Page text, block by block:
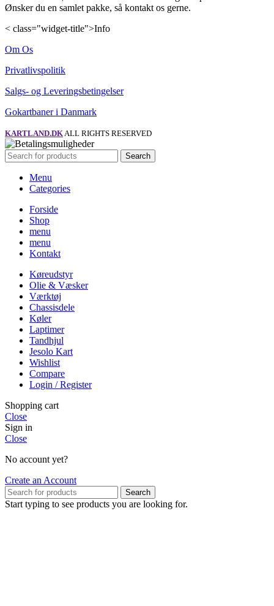
Ønsker du en samlet pakke, så kontakt os gerne.
< class="widget-title">Info
Om Os
Privatlivspolitik
Salgs- og Leveringsbetingelser
Gokartbaner i Danmark
KARTLAND.DKALL RIGHTS RESERVED
Search
Menu
Categories
Forside
Shop
menu
menu
Kontakt
Køreudstyr
Olie & Væsker
Værktøj
Chassisdele
Køler
Laptimer
Tandhjul
Jesolo Kart
Wishlist
Compare
Login / Register
Shopping cart
Close
Sign in
Close
No account yet?
Create an Account
Search
Start typing to see products you are looking for.